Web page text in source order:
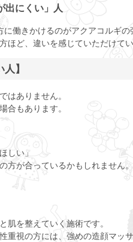
出にくい」人
働きかけるのがアクアコルギの
ほど、違いを感じていただけてい
】
はありません。
合もあります。
しい」
方が合っているかもしれません。
肌を整えていく施術です。
重視の方には、強めの造顔マッ